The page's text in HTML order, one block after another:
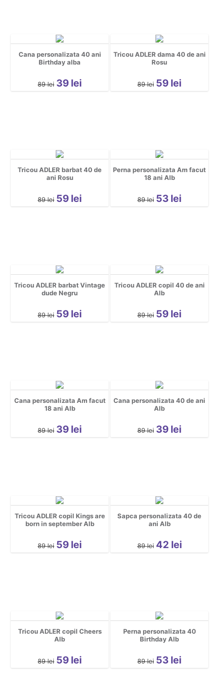
Cana personalizata 40 ani
Birthday alba
89 lei 39 lei
Tricou ADLER dama 40 de ani
Rosu
89 lei 59 lei
Tricou ADLER barbat 40 de
ani Rosu
89 lei 59 lei
Perna personalizata Am facut
18 ani Alb
89 lei 53 lei
Tricou ADLER barbat Vintage
dude Negru
89 lei 59 lei
Tricou ADLER copil 40 de ani
Alb
89 lei 59 lei
Cana personalizata Am facut
18 ani Alb
89 lei 39 lei
Cana personalizata 40 de ani
Alb
89 lei 39 lei
Tricou ADLER copil Kings are
born in september Alb
89 lei 59 lei
Sapca personalizata 40 de
ani Alb
89 lei 42 lei
Tricou ADLER copil Cheers
Alb
89 lei 59 lei
Perna personalizata 40
Birthday Alb
89 lei 53 lei